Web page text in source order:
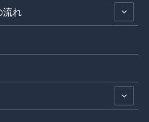
流れ